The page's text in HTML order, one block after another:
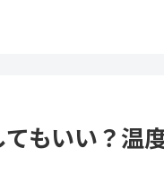
もいい？温